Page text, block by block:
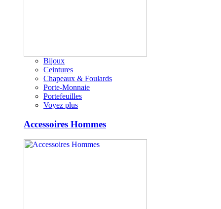
Bijoux
Ceintures
Chapeaux & Foulards
Porte-Monnaie
Portefeuilles
Voyez plus
Accessoires Hommes